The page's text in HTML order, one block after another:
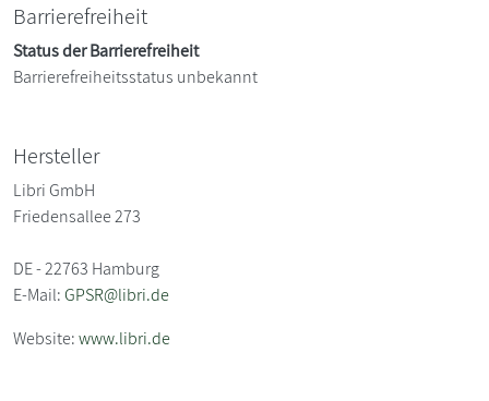
Barrierefreiheit
Status der Barrierefreiheit
Barrierefreiheitsstatus unbekannt
Hersteller
Libri GmbH
Friedensallee 273
DE - 22763 Hamburg
E-Mail:GPSR@libri.de
Website:www.libri.de